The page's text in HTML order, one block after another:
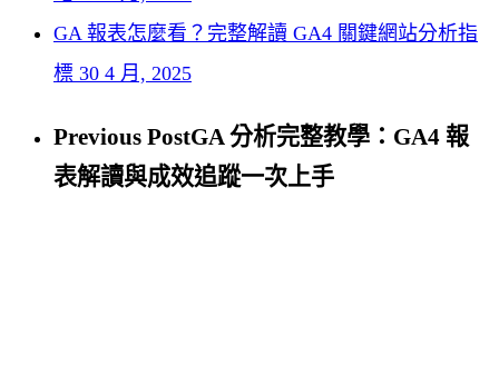
GA 報表怎麼看？完整解讀 GA4 關鍵網站分析指
標 30 4 月, 2025
Previous PostGA 分析完整教學：GA4 報
表解讀與成效追蹤一次上手